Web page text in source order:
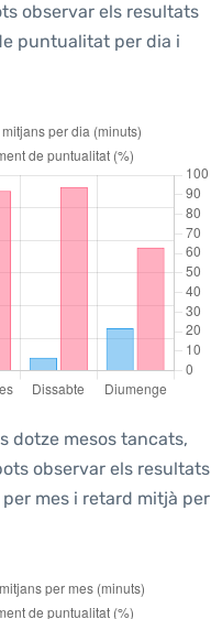
observar els resultats
puntualitat per dia i
dotze mesos tancats,
observar els resultats
mes i retard mitjà per